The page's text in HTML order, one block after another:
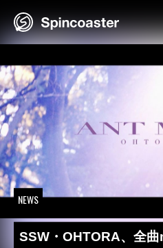
content
NEWS
SSW・OHTORA、全